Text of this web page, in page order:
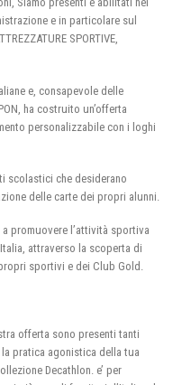
e in particolare sul
SPORTIVE,
e, consapevole delle
ha costruito un’offerta
personalizzabile con i loghi
scolastici che desiderano
delle carte dei propri alunni.
promuovere l’attività sportiva
attraverso la scoperta di
sportivi e dei Club Gold.
offerta sono presenti tanti
pratica agonistica della tua
Decathlon. e’ per